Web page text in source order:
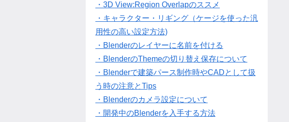
・3D View:Region Overlapのススメ
・キャラクター・リギング（ケージを使った汎
用性の高い設定方法)
・Blenderのレイヤーに名前を付ける
・BlenderのThemeの切り替え保存について
・Blenderで建築パース制作時やCADとして扱
う時の注意とTips
・Blenderのカメラ設定について
・開発中のBlenderを入手する方法